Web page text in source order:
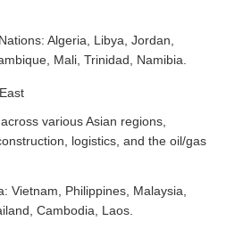
Algeria, Libya, Jordan,
Mali, Trinidad, Namibia.
various Asian regions,
logistics, and the oil/gas
Vietnam, Philippines, Malaysia,
Cambodia, Laos.